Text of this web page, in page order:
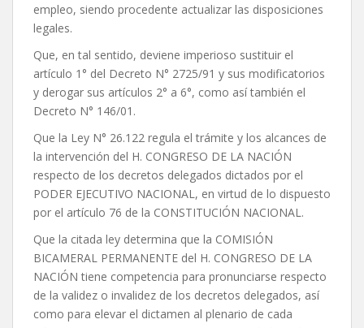
empleo, siendo procedente actualizar las disposiciones
legales.
Que, en tal sentido, deviene imperioso sustituir el
artículo 1° del Decreto N° 2725/91 y sus modificatorios
y derogar sus artículos 2° a 6°, como así también el
Decreto N° 146/01.
Que la Ley N° 26.122 regula el trámite y los alcances de
la intervención del H. CONGRESO DE LA NACIÓN
respecto de los decretos delegados dictados por el
PODER EJECUTIVO NACIONAL, en virtud de lo dispuesto
por el artículo 76 de la CONSTITUCIÓN NACIONAL.
Que la citada ley determina que la COMISIÓN
BICAMERAL PERMANENTE del H. CONGRESO DE LA
NACIÓN tiene competencia para pronunciarse respecto
de la validez o invalidez de los decretos delegados, así
como para elevar el dictamen al plenario de cada